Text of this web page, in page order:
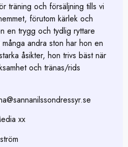
träning och försäljning tills vi
förutom kärlek och
en trygg och tydlig ryttare
andra ston har hon en
åsikter, hon trivs bäst när
och tränas/rids
xx